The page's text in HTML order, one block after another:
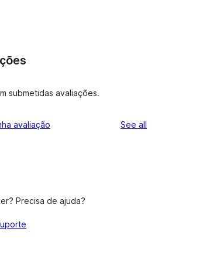
submetidas avaliações.
avaliação See all
Precisa de ajuda?